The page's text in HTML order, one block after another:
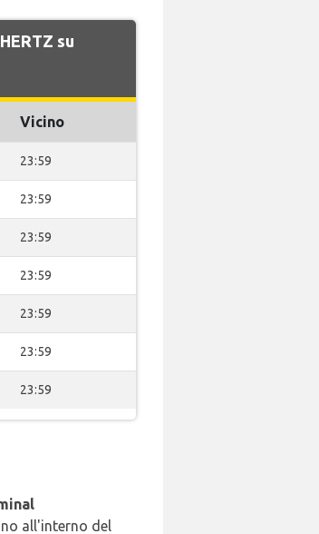
su
Vicino
23:59
23:59
23:59
23:59
23:59
23:59
23:59
all'interno del